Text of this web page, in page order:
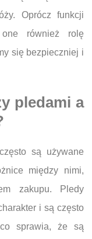
Oprócz funkcji
również rolę
się bezpieczniej i
pledami a
są używane
między nimi,
zakupu. Pledy
i są często
co sprawia, że są